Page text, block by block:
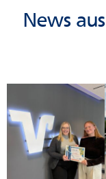
News